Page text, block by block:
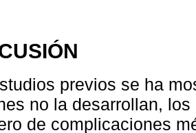
previos se ha
no la desarrollan,
de complicaciones